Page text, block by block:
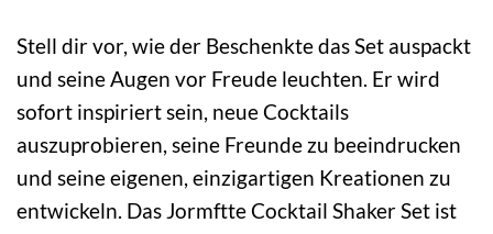
Stell dir vor, wie der Beschenkte das Set auspackt
und seine Augen vor Freude leuchten. Er wird
sofort inspiriert sein, neue Cocktails
auszuprobieren, seine Freunde zu beeindrucken
und seine eigenen, einzigartigen Kreationen zu
entwickeln. Das Jormftte Cocktail Shaker Set ist